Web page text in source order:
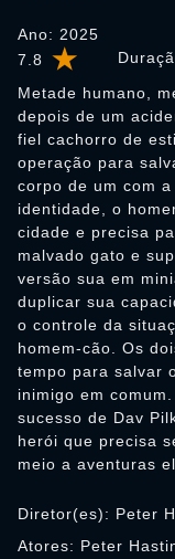
7.8
Ano: 2025
Metade humano,
depois de um
fiel cachorro de
operação para
corpo de um com
identidade, o
cidade e precisa
malvado gato e
versão sua em
duplicar sua
o controle da
homem-cão. Os
tempo para salvar
inimigo em
sucesso de Dav
herói que precisa
meio a aventuras
Diretor(es): Peter
Atores: Peter